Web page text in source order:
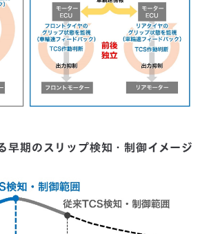
早期のスリップ検知・制御イメージ